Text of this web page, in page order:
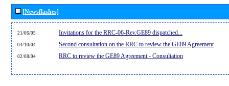
[Newsflashes]
21/06/05 Invitations for the RRC-06-Rev.GE89 dispatched...
04/10/04 Second consultation on the RRC to review the GE89 Agreement
02/08/04 RRC to review the GE89 Agreement - Consultation